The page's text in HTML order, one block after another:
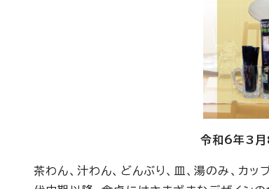
令和6年3月
茶わん、汁わん、どんぶり、皿、湯のみ、カ